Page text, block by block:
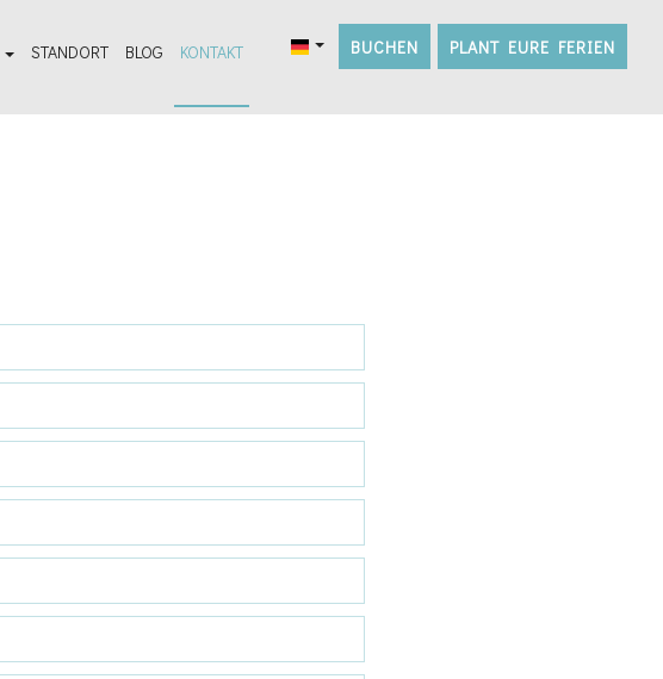
BUCHEN PLANT EURE FERIEN
STANDORT BLOG KONTAKT